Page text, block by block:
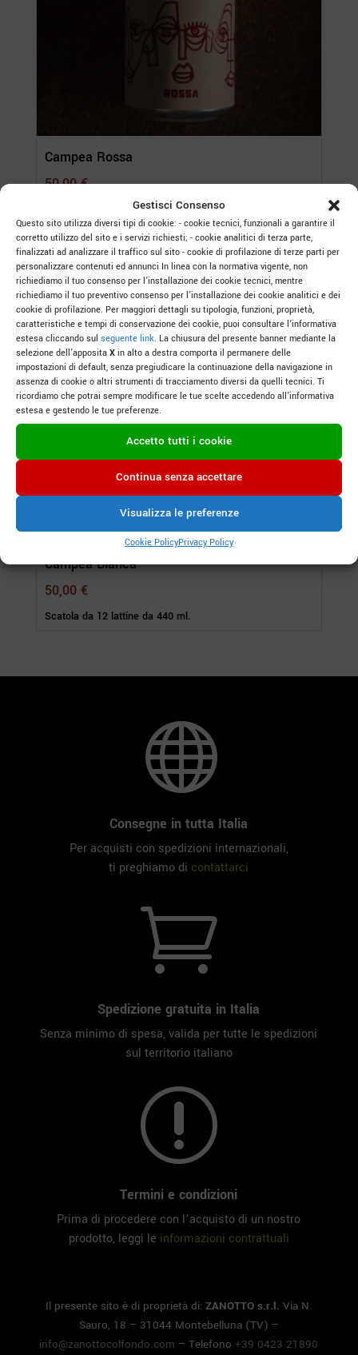
Gestisci Consenso
Questo sito utilizza diversi tipi di cookie: - cookie tecnici, funzionali a garantire il
corretto utilizzo del sito e i servizi richiesti; - cookie analitici di terza parte,
finalizzati ad analizzare il traffico sul sito - cookie di profilazione di terze parti per
personalizzare contenuti ed annunci In linea con la normativa vigente, non
richiediamo il tuo consenso per l’installazione dei cookie tecnici, mentre
richiediamo il tuo preventivo consenso per l’installazione dei cookie analitici e dei
cookie di profilazione. Per maggiori dettagli su tipologia, funzioni, proprietà,
caratteristiche e tempi di conservazione dei cookie, puoi consultare l’informativa
estesa cliccando sul seguente link. La chiusura del presente banner mediante la
selezione dell’apposita X in alto a destra comporta il permanere delle
impostazioni di default, senza pregiudicare la continuazione della navigazione in
assenza di cookie o altri strumenti di tracciamento diversi da quelli tecnici. Ti
ricordiamo che potrai sempre modificare le tue scelte accedendo all’informativa
estesa e gestendo le tue preferenze.
Accetto tutti i cookie
Continua senza accettare
Visualizza le preferenze
Cookie PolicyPrivacy Policy
Campea Rossa
50,00€
Scatola da 12 lattine da 440 ml.
Campea Bianca
50,00 €
Scatola da 12 lattine da 440 ml.

Consegne in tutta Italia
Per acquisti con spedizioni internazionali,
ti preghiamo di contattarci

Spedizione gratuita in Italia
Senza minimo di spesa, valida per tutte le spedizioni
sul territorio italiano
r
Termini e condizioni
Prima di procedere con l’acquisto di un nostro
prodotto, leggi le informazioni contrattuali
Il presente sito è di proprietà di: ZANOTTO s.r.l. Via N.
Sauro, 18 – 31044 Montebelluna (TV) –
info@zanottocolfondo.com – Telefono+39 0423 21890